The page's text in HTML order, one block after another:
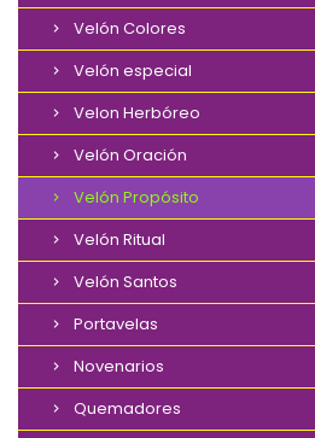
Velón Colores
Velón especial
Velon Herbóreo
Velón Oración
Velón Propósito
Velón Ritual
Velón Santos
Portavelas
Novenarios
Quemadores